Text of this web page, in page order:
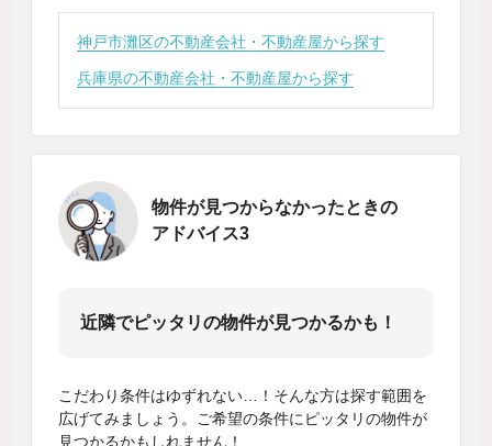
神戸市灘区の不動産会社・不動産屋から探す
兵庫県の不動産会社・不動産屋から探す
物件が見つからなかったときの
アドバイス3
近隣でピッタリの物件が見つかるかも！
こだわり条件はゆずれない…！そんな方は探す範囲を
広げてみましょう。ご希望の条件にピッタリの物件が
見つかるかもしれません！